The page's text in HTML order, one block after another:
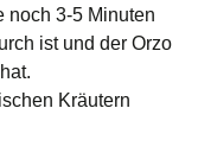
noch 3-5 Minuten
ist und der Orzo
Kräutern